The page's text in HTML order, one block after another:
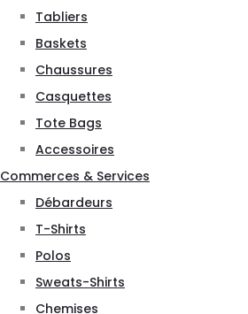
Tabliers
Baskets
Chaussures
Casquettes
Tote Bags
Accessoires
Commerces & Services
Débardeurs
T-Shirts
Polos
Sweats-Shirts
Chemises